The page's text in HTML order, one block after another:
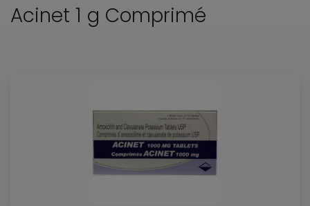
Acinet 1 g Comprimé